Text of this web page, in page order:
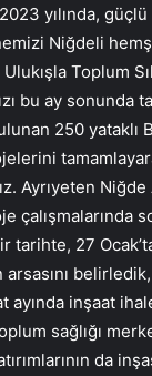
yılında,
Niğdeli
Toplum
bu ay sonunda
250 yataklı
Ayrıyeten Niğde
çalışmalarında
27
ayında inşaat
sağlığı
da